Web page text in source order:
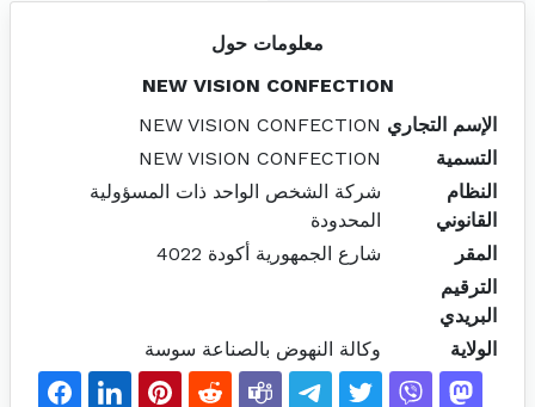
معلومات حول
NEW VISION CONFECTION
الإسم التجاري NEW VISION CONFECTION
التسمية
NEW VISION CONFECTION
النظام
القانوني
شركة الشخص الواحد ذات المسؤولية
المحدودة
المقر
شارع الجمهورية أكودة 4022
الترقيم
البريدي
الولاية
وكالة النهوض بالصناعة سوسة